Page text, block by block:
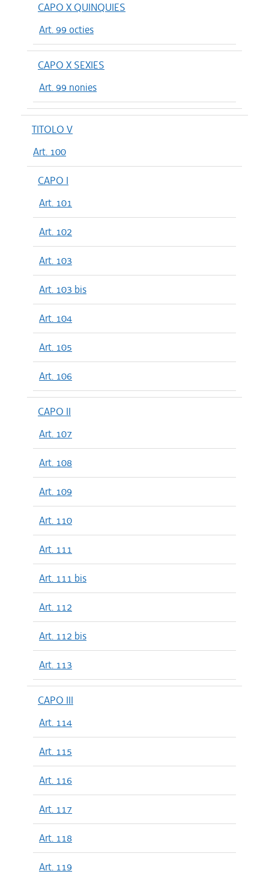
CAPO X QUINQUIES
Art. 99 octies
CAPO X SEXIES
Art. 99 nonies
TITOLO V
Art. 100
CAPO I
Art. 101
Art. 102
Art. 103
Art. 103 bis
Art. 104
Art. 105
Art. 106
CAPO II
Art. 107
Art. 108
Art. 109
Art. 110
Art. 111
Art. 111 bis
Art. 112
Art. 112 bis
Art. 113
CAPO III
Art. 114
Art. 115
Art. 116
Art. 117
Art. 118
Art. 119